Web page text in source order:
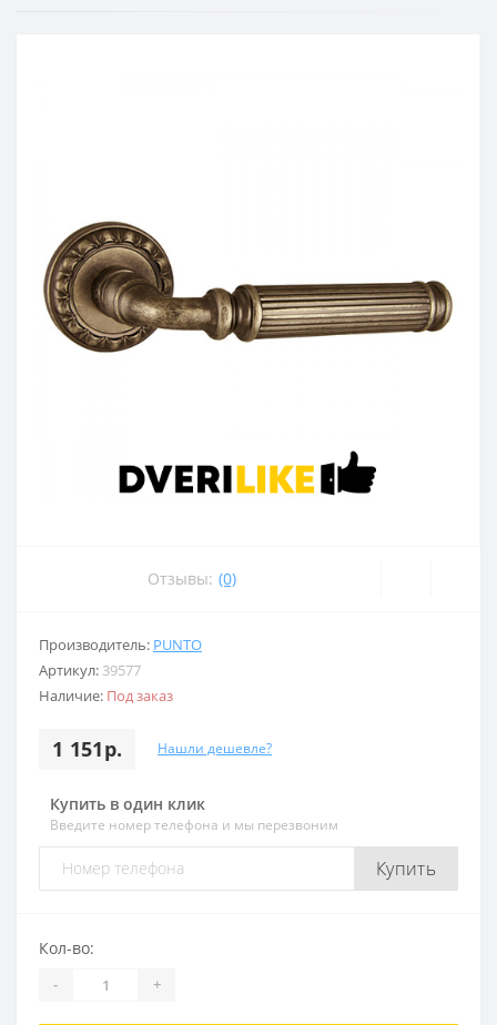
Отзывы: (0)
Производитель: PUNTO
Артикул: 39577
Наличие: Под заказ
1 151р. Нашли дешевле?
Купить в один клик
Введите номер телефона и мы перезвоним
Купить
Кол-во:
- +